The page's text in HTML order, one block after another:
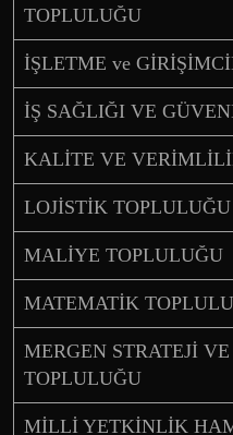
TOPLULUĞU
İŞLETME ve
İŞ SAĞLIĞI VE
KALİTE VE
LOJİSTİK TOPLULUĞU
MALİYE TOPLULUĞU
MATEMATİK
MERGEN STRATEJİ
TOPLULUĞU
MİLLİ YETKİNLİK